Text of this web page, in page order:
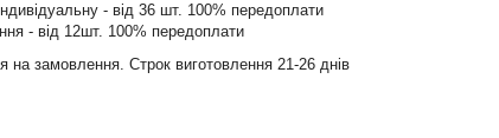
- від 36 шт. 100% передоплати
- від 12шт. 100% передоплати
на замовлення. Строк виготовлення 21-26 днів